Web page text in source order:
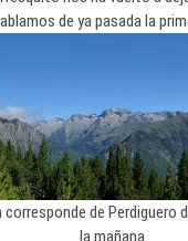
de ya pasada la
corresponde de Perdiguero
la mañana.